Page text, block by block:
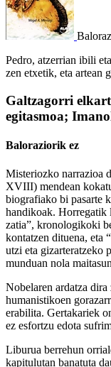
Pedro, atzerrian ibili
zen etxetik, eta artean
Galtzagorri
egitasmoa;
Baloraziorik ez
Misteriozko narrazioa
XVIII) mendean
biografiako bi pasarte
handikoak. Horregatik
zatia”, kronologikoki
kontatzen dituena, eta
utzi eta gizarteratzeko
munduan nola
Nobelaren ardatza dira
humanistikoen
erabilita. Gertakariek
ez esfortzu edota
Liburua berrehun
kapitulutan banatuta